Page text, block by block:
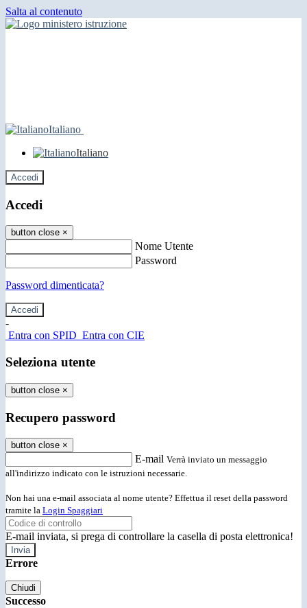
Salta al contenuto
Italiano
Italiano
Accedi
Accedi
button close ×
Nome Utente
Password
Password dimenticata?
-
Entra con SPID Entra con CIE
Seleziona utente
button close ×
Recupero password
button close ×
E-mail Verrà inviato un messaggio
all'indirizzo indicato con le istruzioni necessarie.
Non hai una e-mail associata al nome utente? Effettua il reset della password
tramite la Login Spaggiari
E-mail inviata, si prega di controllare la casella di posta elettronica!
Errore
Chiudi
Successo